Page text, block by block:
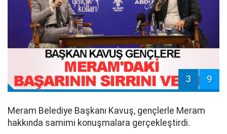
3 9
Meram Belediye Başkanı Kavuş, gençlerle Meram
hakkında samimi konuşmalara gerçekleştirdi.